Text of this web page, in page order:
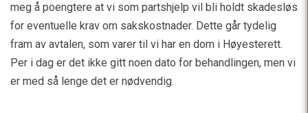
meg å poengtere at vi som partshjelp vil bli holdt skadesløs
for eventuelle krav om sakskostnader. Dette går tydelig
fram av avtalen, som varer til vi har en dom i Høyesterett.
Per i dag er det ikke gitt noen dato for behandlingen, men vi
er med så lenge det er nødvendig.